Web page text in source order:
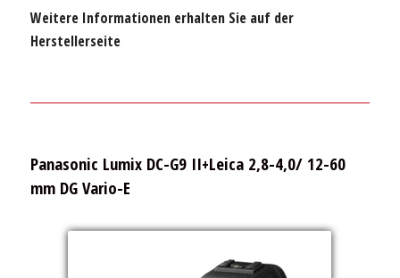
Weitere Informationen erhalten Sie auf der
Herstellerseite
Panasonic Lumix DC-G9 II+Leica 2,8-4,0/ 12-60
mm DG Vario-E